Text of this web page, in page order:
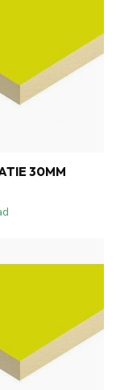
30MM